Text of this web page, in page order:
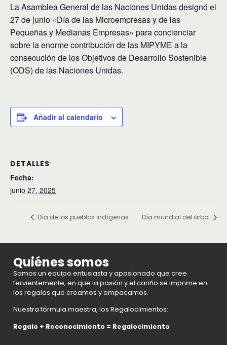
La Asamblea General de las Naciones Unidas designó el
27 de junio «Día de las Microempresas y de las
Pequeñas y Medianas Empresas» para concienciar
sobre la enorme contribución de las MIPYME a la
consecución de los Objetivos de Desarrollo Sostenible
(ODS) de las Naciones Unidas.
Añadir al calendario
DETALLES
Fecha:
junio 27, 2025
Día de los pueblos indígenas Día mundial del árbol
Quiénes somos
Somos un equipo entusiasta y apasionado que cree
fervientemente, en que la pasión y el cariño se imprime en
los regalos que creamos y empacamos.
Nuestra fórmula maestra, los Regalocimientos:
Regalo + Reconocimiento = Regalocimiento